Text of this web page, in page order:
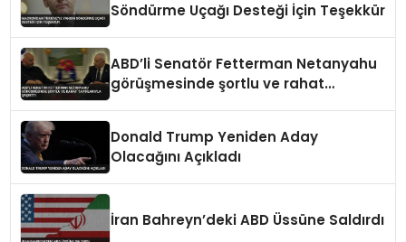
Söndürme Uçağı Desteği İçin Teşekkür
ABD’li Senatör Fetterman Netanyahu
görüşmesinde şortlu ve rahat
Donald Trump Yeniden Aday
Olacağını Açıkladı
İran Bahreyn’deki ABD Üssüne Saldırdı